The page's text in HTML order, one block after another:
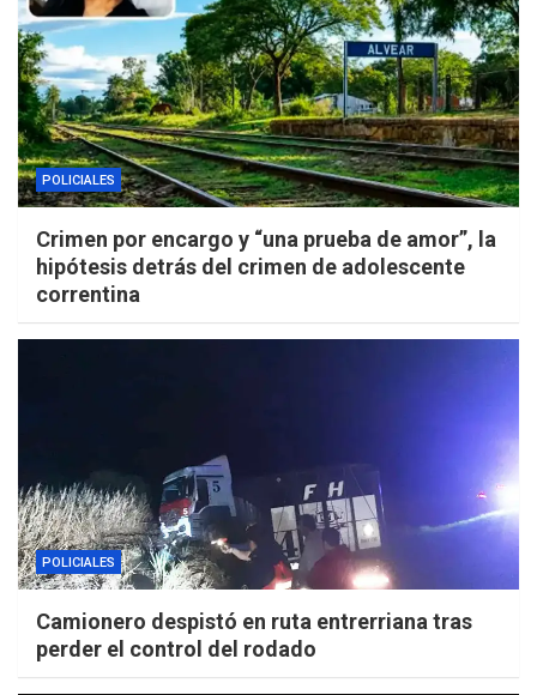
POLICIALES
Crimen por encargo y “una prueba de amor”, la
hipótesis detrás del crimen de adolescente
correntina
POLICIALES
Camionero despistó en ruta entrerriana tras
perder el control del rodado